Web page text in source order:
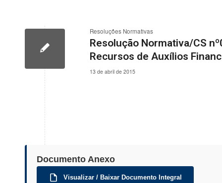
Resoluções Normativas
Resolução Normativa/CS
Recursos de Auxílios
13 de abril de 2015
Documento Anexo
Visualizar / Baixar Documento Integral